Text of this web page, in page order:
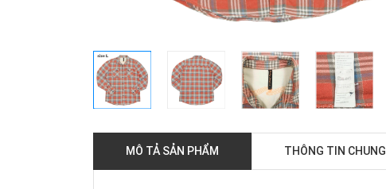
MÔ TẢ SẢN PHẨM THÔNG TIN CHUNG